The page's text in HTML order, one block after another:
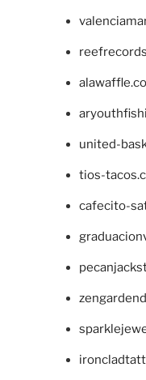
united-
tios-
cafecito-